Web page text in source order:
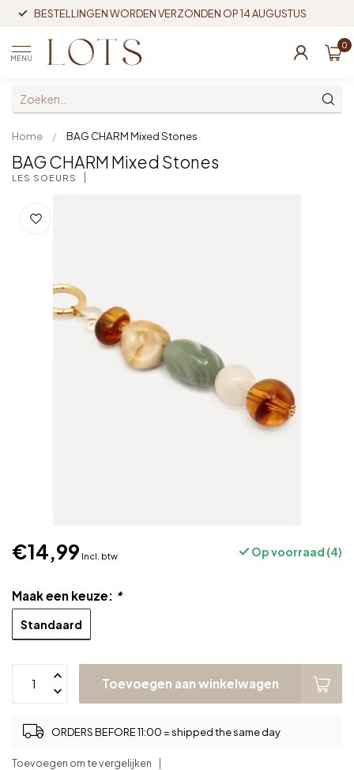
BESTELLINGEN WORDEN VERZONDEN OP 14 AUGUSTUS
MENU
0
Home / BAG CHARM Mixed Stones
BAG CHARM Mixed Stones
LES SOEURS
€14,99 Incl. btw Op voorraad (4)
Maak een keuze: *
Standaard
Toevoegen aan winkelwagen
ORDERS BEFORE 11:00 = shipped the same day
Toevoegen om te vergelijken